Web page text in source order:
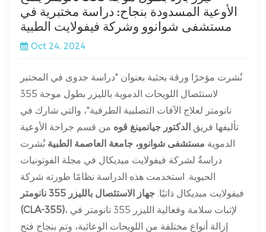
الأوعية المسدودة بنجاح: دراسة مختبرية في
مستشفى شوانوو وشركة فيفولايت الطبية
Oct 24, 2024
نُشرت مؤخرًا ورقة بحثية بعنوان "دراسة جدوى في المختبر
لاستئصال اللويحات الدموية بالليزر بطول موجة 355
نانومتر لعلاج الآفات التصلبية الطرفية"، والتي شارك في
تأليفها فريق الدكتور جيانمينغ قوه من قسم جراحة الأوعية
الدموية مستشفى شوانوو، جامعة العاصمة الطبية نُشرت
دراسةٌ لشركة فيفولايت ميديكال في مجلة الفوتونيات
الحيوية. استخدمت هذه الدراسة نظامًا طورته شركة
فيفولايت ميديكال ذاتيًا.
جهاز الاستئصال بالليزر 355 نانومتر
(CLA-355)، لإثبات سلامة وفعالية الليزر 355 نانومتر في
إزالة أنواع مختلفة من اللويحات الوعائية، وتم بنجاح فتح